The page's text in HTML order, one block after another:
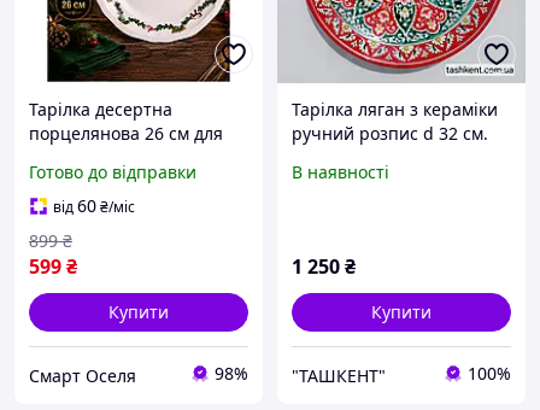
Тарілка десертна
порцелянова 26 см для
різдвяним віночком біла
SQ-5942
Готово до відправки
від60₴/міс
599₴
899 ₴
Купити
Смарт Оселя 98%
Тарілка ляган з кераміки
ручний розпис d 32 см.
В наявності
1 250₴
Купити
"ТАШКЕНТ" 100%